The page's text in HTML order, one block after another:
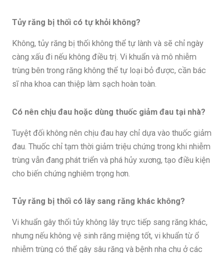
Tủy răng bị thối có tự khỏi không?
Không, tủy răng bị thối không thể tự lành và sẽ chỉ ngày
càng xấu đi nếu không điều trị. Vi khuẩn và mô nhiễm
trùng bên trong răng không thể tự loại bỏ được, cần bác
sĩ nha khoa can thiệp làm sạch hoàn toàn.
Có nên chịu đau hoặc dùng thuốc giảm đau tại nhà?
Tuyệt đối không nên chịu đau hay chỉ dựa vào thuốc giảm
đau. Thuốc chỉ tạm thời giảm triệu chứng trong khi nhiễm
trùng vẫn đang phát triển và phá hủy xương, tạo điều kiện
cho biến chứng nghiêm trọng hơn.
Tủy răng bị thối có lây sang răng khác không?
Vi khuẩn gây thối tủy không lây trực tiếp sang răng khác,
nhưng nếu không vệ sinh răng miệng tốt, vi khuẩn từ ổ
nhiễm trùng có thể gây sâu răng và bệnh nha chu ở các